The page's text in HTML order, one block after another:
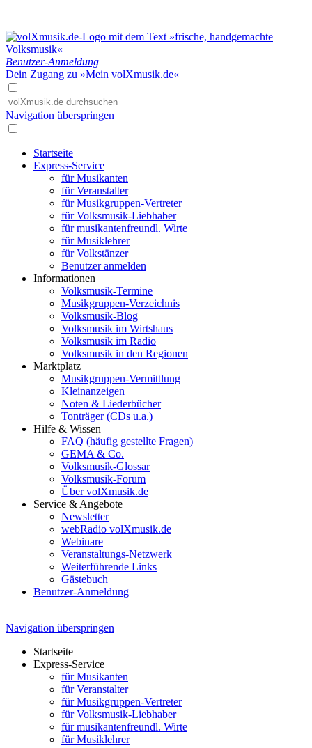
Benutzer-Anmeldung
Dein Zugang zu »Mein volXmusik.de«
Navigation überspringen
Startseite
Express-Service
für Musikanten
für Veranstalter
für Musikgruppen-Vertreter
für Volksmusik-Liebhaber
für musikantenfreundl. Wirte
für Musiklehrer
für Volkstänzer
Benutzer anmelden
Informationen
Volksmusik-Termine
Musikgruppen-Verzeichnis
Volksmusik-Blog
Volksmusik im Wirtshaus
Volksmusik im Radio
Volksmusik in den Regionen
Marktplatz
Musikgruppen-Vermittlung
Kleinanzeigen
Noten & Liederbücher
Tonträger (CDs u.a.)
Hilfe & Wissen
FAQ (häufig gestellte Fragen)
GEMA & Co.
Volksmusik-Glossar
Volksmusik-Forum
Über volXmusik.de
Service & Angebote
Newsletter
webRadio volXmusik.de
Webinare
Veranstaltungs-Netzwerk
Weiterführende Links
Gästebuch
Benutzer-Anmeldung
Navigation überspringen
Startseite
Express-Service
für Musikanten
für Veranstalter
für Musikgruppen-Vertreter
für Volksmusik-Liebhaber
für musikantenfreundl. Wirte
für Musiklehrer